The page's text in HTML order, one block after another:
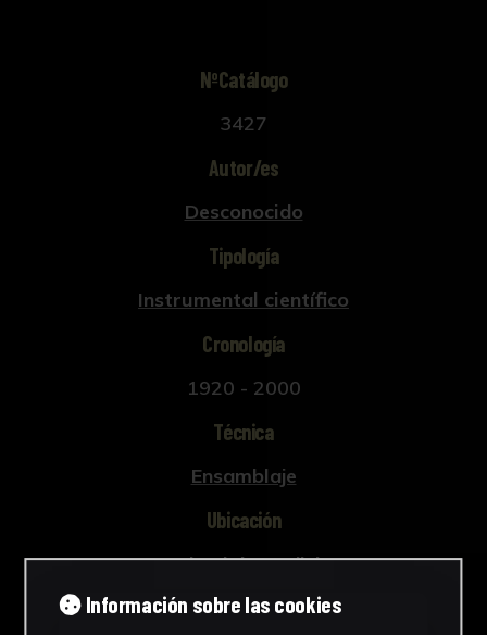
NºCatálogo
3427
Autor/es
Desconocido
Tipología
Instrumental científico
Cronología
1920 - 2000
Técnica
Ensamblaje
Ubicación
Facultad de Medicina
Ver más
Información sobre las cookies